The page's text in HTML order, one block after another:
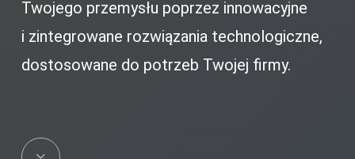
Twojego przemysłu poprzez innowacyjne
i zintegrowane rozwiązania technologiczne,
dostosowane do potrzeb Twojej firmy.